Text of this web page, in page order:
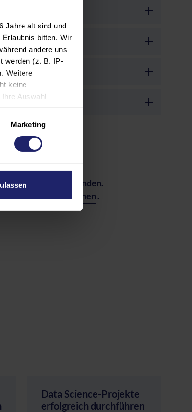
Jahre alt sind und
bitten. Wir
andere uns
werden (z. B. IP-
Weitere
keine
Auswahl
Land mit
Marketing
diesen Kurs vorhanden.
aller Rezensionen .
Data Science-Projekte
erfolgreich durchführen